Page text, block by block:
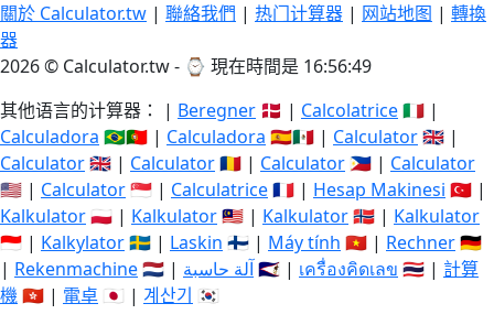
關於 Calculator.tw | 聯絡我們 | 热门计算器 | 网站地图 | 轉換
器
2026 © Calculator.tw - ⌚ 現在時間是 16:56:49
其他语言的计算器： | Beregner 🇩🇰 | Calcolatrice🇮🇹 |
Calculadora 🇧🇷🇵🇹 | Calculadora 🇪🇸🇲🇽 | Calculator🇬🇧 |
Calculator🇬🇧 | Calculator🇷🇴 | Calculator 🇵🇭 | Calculator
🇺🇸 | Calculator🇸🇬 | Calculatrice🇫🇷 | Hesap Makinesi 🇹🇷 |
Kalkulator🇵🇱 | Kalkulator🇲🇾 | Kalkulator🇳🇴 | Kalkulator
🇮🇩 | Kalkylator🇸🇪 | Laskin 🇫🇮 | Máy tính 🇻🇳 | Rechner🇩🇪
| Rekenmachine🇳🇱 | آلة حاسبة🇸🇦 | เครื่องคิดเลข 🇹🇭 | 計算
機🇭🇰 | 電卓 🇯🇵 | 계산기 🇰🇷